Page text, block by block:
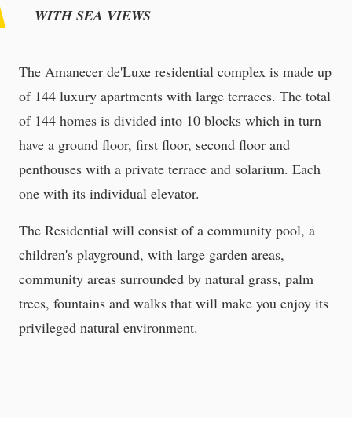
WITH SEA VIEWS
The Amanecer de'Luxe residential complex is made up
of 144 luxury apartments with large terraces. The total
of 144 homes is divided into 10 blocks which in turn
have a ground floor, first floor, second floor and
penthouses with a private terrace and solarium. Each
one with its individual elevator.
The Residential will consist of a community pool, a
children's playground, with large garden areas,
community areas surrounded by natural grass, palm
trees, fountains and walks that will make you enjoy its
privileged natural environment.